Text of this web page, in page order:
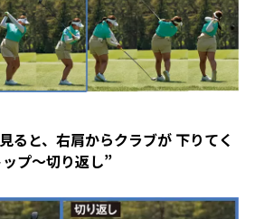
ると、右肩からクラブが 下りてく
プ〜切り返し”